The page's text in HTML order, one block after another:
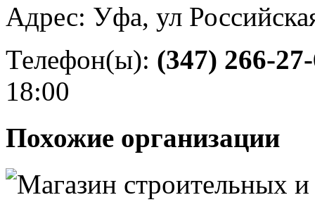
Адрес: Уфа, ул
Телефон(ы): (347) 266-
18:00
Похожие организации